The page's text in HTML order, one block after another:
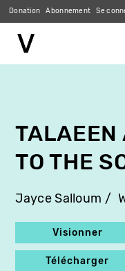
Donation Abonnement Se
TALAEEN
TO THE
Jayce Salloum
Visionner
Télécharger